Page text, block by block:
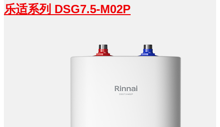
乐适系列 DSG7.5-M02P